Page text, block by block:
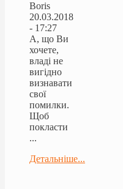
Boris
20.03.2018
- 17:27
А, що Ви
хочете,
владі не
вигідно
визнавати
свої
помилки.
Щоб
покласти
...
Детальніше...